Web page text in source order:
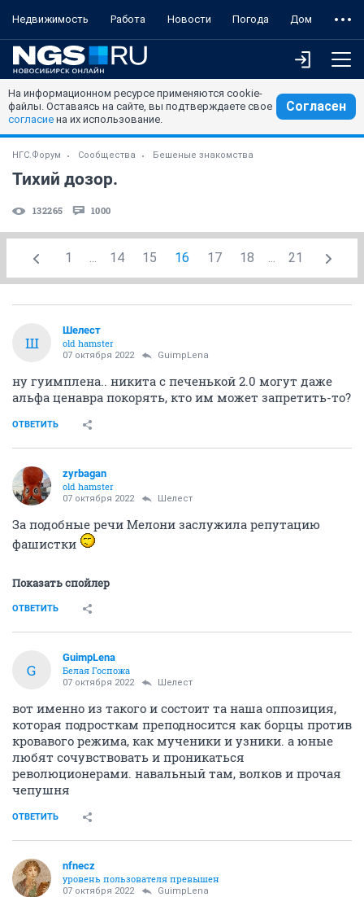
Недвижимость Работа Новости Погода Дом
На информационном ресурсе применяются cookie-
файлы. Оставаясь на сайте, вы подтверждаете свое
согласие на их использование.
Согласен
НГС.Форум Сообщества Бешеные знакомства
Тихий дозор.
132265 1000
1 ... 14 15 16 17 18 ... 21
Ш
Шелест
old hamster
07 октября 2022 GuimpLena
ну гуимплена.. никита с печенькой 2.0 могут даже
альфа ценавра покорять, кто им может запретить-то?
ОТВЕТИТЬ
zyrbagan
old hamster
07 октября 2022 Шелест
За подобные речи Мелони заслужила репутацию
фашистки
Показать спойлер
ОТВЕТИТЬ
G
GuimpLena
Белая Госпожа
07 октября 2022 Шелест
вот именно из такого и состоит та наша оппозиция,
которая подросткам преподносится как борцы против
кровавого режима, как мученики и узники. а юные
любят сочувствовать и проникаться
революционерами. навальный там, волков и прочая
чепушня
ОТВЕТИТЬ
nfnecz
уровень пользователя превышен
07 октября 2022 GuimpLena